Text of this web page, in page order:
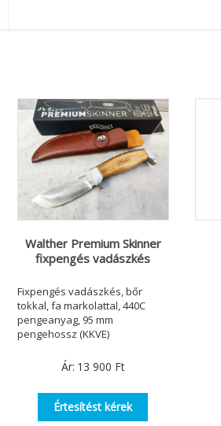
Walther Premium Skinner
fixpengés vadászkés
Fixpengés vadászkés, bőr
tokkal, fa markolattal, 440C
pengeanyag, 95 mm
pengehossz (KKVE)
Ár: 13 900 Ft
Értesítést kérek